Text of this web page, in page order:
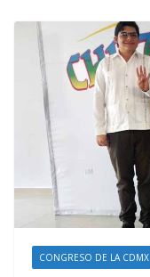
CONGRESO DE LA CDMX